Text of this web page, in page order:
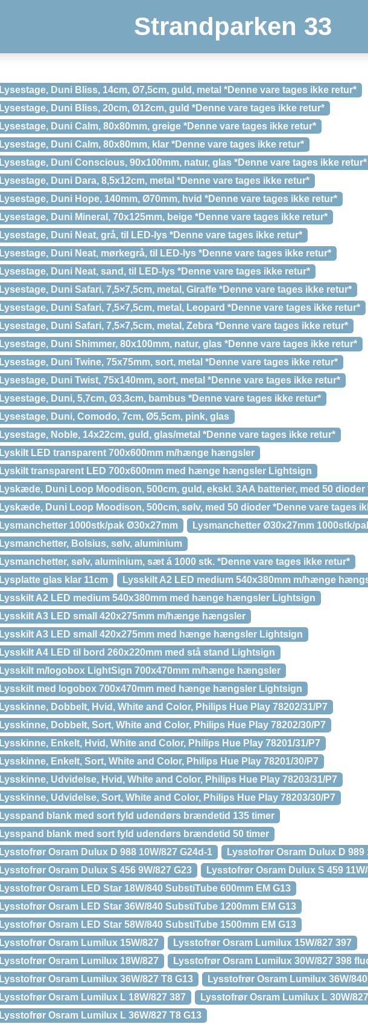
Strandparken 33
Lysestage, Duni Bliss, 14cm, Ø7,5cm, guld, metal *Denne vare tages ikke retur*
Lysestage, Duni Bliss, 20cm, Ø12cm, guld *Denne vare tages ikke retur*
Lysestage, Duni Calm, 80x80mm, greige *Denne vare tages ikke retur*
Lysestage, Duni Calm, 80x80mm, klar *Denne vare tages ikke retur*
Lysestage, Duni Conscious, 90x100mm, natur, glas *Denne vare tages ikke retur*
Lysestage, Duni Dara, 8,5x12cm, metal *Denne vare tages ikke retur*
Lysestage, Duni Hope, 140mm, Ø70mm, hvid *Denne vare tages ikke retur*
Lysestage, Duni Mineral, 70x125mm, beige *Denne vare tages ikke retur*
Lysestage, Duni Neat, grå, til LED-lys *Denne vare tages ikke retur*
Lysestage, Duni Neat, mørkegrå, til LED-lys *Denne vare tages ikke retur*
Lysestage, Duni Neat, sand, til LED-lys *Denne vare tages ikke retur*
Lysestage, Duni Safari, 7,5×7,5cm, metal, Giraffe *Denne vare tages ikke retur*
Lysestage, Duni Safari, 7,5×7,5cm, metal, Leopard *Denne vare tages ikke retur*
Lysestage, Duni Safari, 7,5×7,5cm, metal, Zebra *Denne vare tages ikke retur*
Lysestage, Duni Shimmer, 80x100mm, natur, glas *Denne vare tages ikke retur*
Lysestage, Duni Twine, 75x75mm, sort, metal *Denne vare tages ikke retur*
Lysestage, Duni Twist, 75x140mm, sort, metal *Denne vare tages ikke retur*
Lysestage, Duni, 5,7cm, Ø3,3cm, bambus *Denne vare tages ikke retur*
Lysestage, Duni, Comodo, 7cm, Ø5,5cm, pink, glas
Lysestage, Noble, 14x22cm, guld, glas/metal *Denne vare tages ikke retur*
Lyskilt LED transparent 700x600mm m/hænge hængsler
Lyskilt transparent LED 700x600mm med hænge hængsler Lightsign
Lyskæde, Duni Loop Moodison, 500cm, guld, ekskl. 3AA batterier, med 50
Lyskæde, Duni Loop Moodison, 500cm, sølv, med 50 dioder *Denne vare tages
Lysmanchetter 1000stk/pak Ø30x27mm
Lysmanchetter Ø30x27mm 1000stk/
Lysmanchetter, Bolsius, sølv, aluminium
Lysmanchetter, sølv, aluminium, sæt á 1000 stk. *Denne vare tages ikke retur*
Lysplatte glas klar 11cm
Lysskilt A2 LED medium 540x380mm m/hænge
Lysskilt A2 LED medium 540x380mm med hænge hængsler Lightsign
Lysskilt A3 LED small 420x275mm m/hænge hængsler
Lysskilt A3 LED small 420x275mm med hænge hængsler Lightsign
Lysskilt A4 LED til bord 260x220mm med stå stand Lightsign
Lysskilt m/logobox LightSign 700x470mm m/hænge hængsler
Lysskilt med logobox 700x470mm med hænge hængsler Lightsign
Lysskinne, Dobbelt, Hvid, White and Color, Philips Hue Play 78202/31/P7
Lysskinne, Dobbelt, Sort, White and Color, Philips Hue Play 78202/30/P7
Lysskinne, Enkelt, Hvid, White and Color, Philips Hue Play 78201/31/P7
Lysskinne, Enkelt, Sort, White and Color, Philips Hue Play 78201/30/P7
Lysskinne, Udvidelse, Hvid, White and Color, Philips Hue Play 78203/31/P7
Lysskinne, Udvidelse, Sort, White and Color, Philips Hue Play 78203/30/P7
Lysspand blank med sort fyld udendørs brændetid 135 timer
Lysspand blank med sort fyld udendørs brændetid 50 timer
Lysstofrør Osram Dulux D 988 10W/827 G24d-1
Lysstofrør Osram Dulux D 989
Lysstofrør Osram Dulux S 456 9W/827 G23
Lysstofrør Osram Dulux S 459
Lysstofrør Osram LED Star 18W/840 SubstiTube 600mm EM G13
Lysstofrør Osram LED Star 36W/840 SubstiTube 1200mm EM G13
Lysstofrør Osram LED Star 58W/840 SubstiTube 1500mm EM G13
Lysstofrør Osram Lumilux 15W/827
Lysstofrør Osram Lumilux 15W/827 397
Lysstofrør Osram Lumilux 18W/827
Lysstofrør Osram Lumilux 30W/827 398
Lysstofrør Osram Lumilux 36W/827 T8 G13
Lysstofrør Osram Lumilux 36W/
Lysstofrør Osram Lumilux L 18W/827 387
Lysstofrør Osram Lumilux L 30W/
Lysstofrør Osram Lumilux L 36W/827 T8 G13